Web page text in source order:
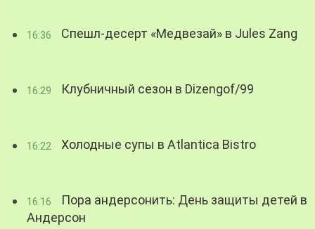
16:36 Спешл-десерт «Медвезай» в Jules Zang
16:29 Клубничный сезон в Dizengof/99
16:22 Холодные супы в Atlantica Bistro
16:16
Пора андерсонить: День защиты детей в
Андерсон